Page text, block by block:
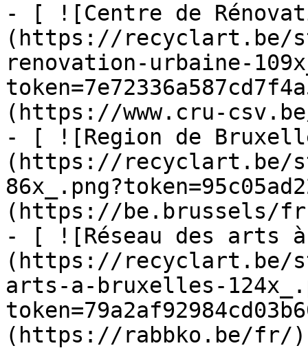
- [ ![Centre de
(https://recyclart.be/
renovation-urbaine-
(https://www.cru-
- [ ![Region de
(https://recyclart.be/
(https://be.brussels/
- [ ![Réseau des arts
(https://recyclart.be/
arts-a-bruxelles-
(https://rabbko.be/fr/)